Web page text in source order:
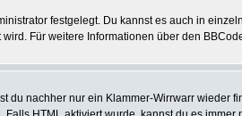
festgelegt. Du kannst es auch in
Für weitere Informationen über den
du nachher nur ein Klammer-Wirrwarr wieder